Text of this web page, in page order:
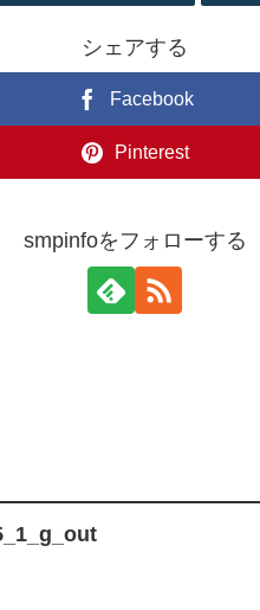
シェアする
Facebook
Pinterest
smpinfoをフォローする